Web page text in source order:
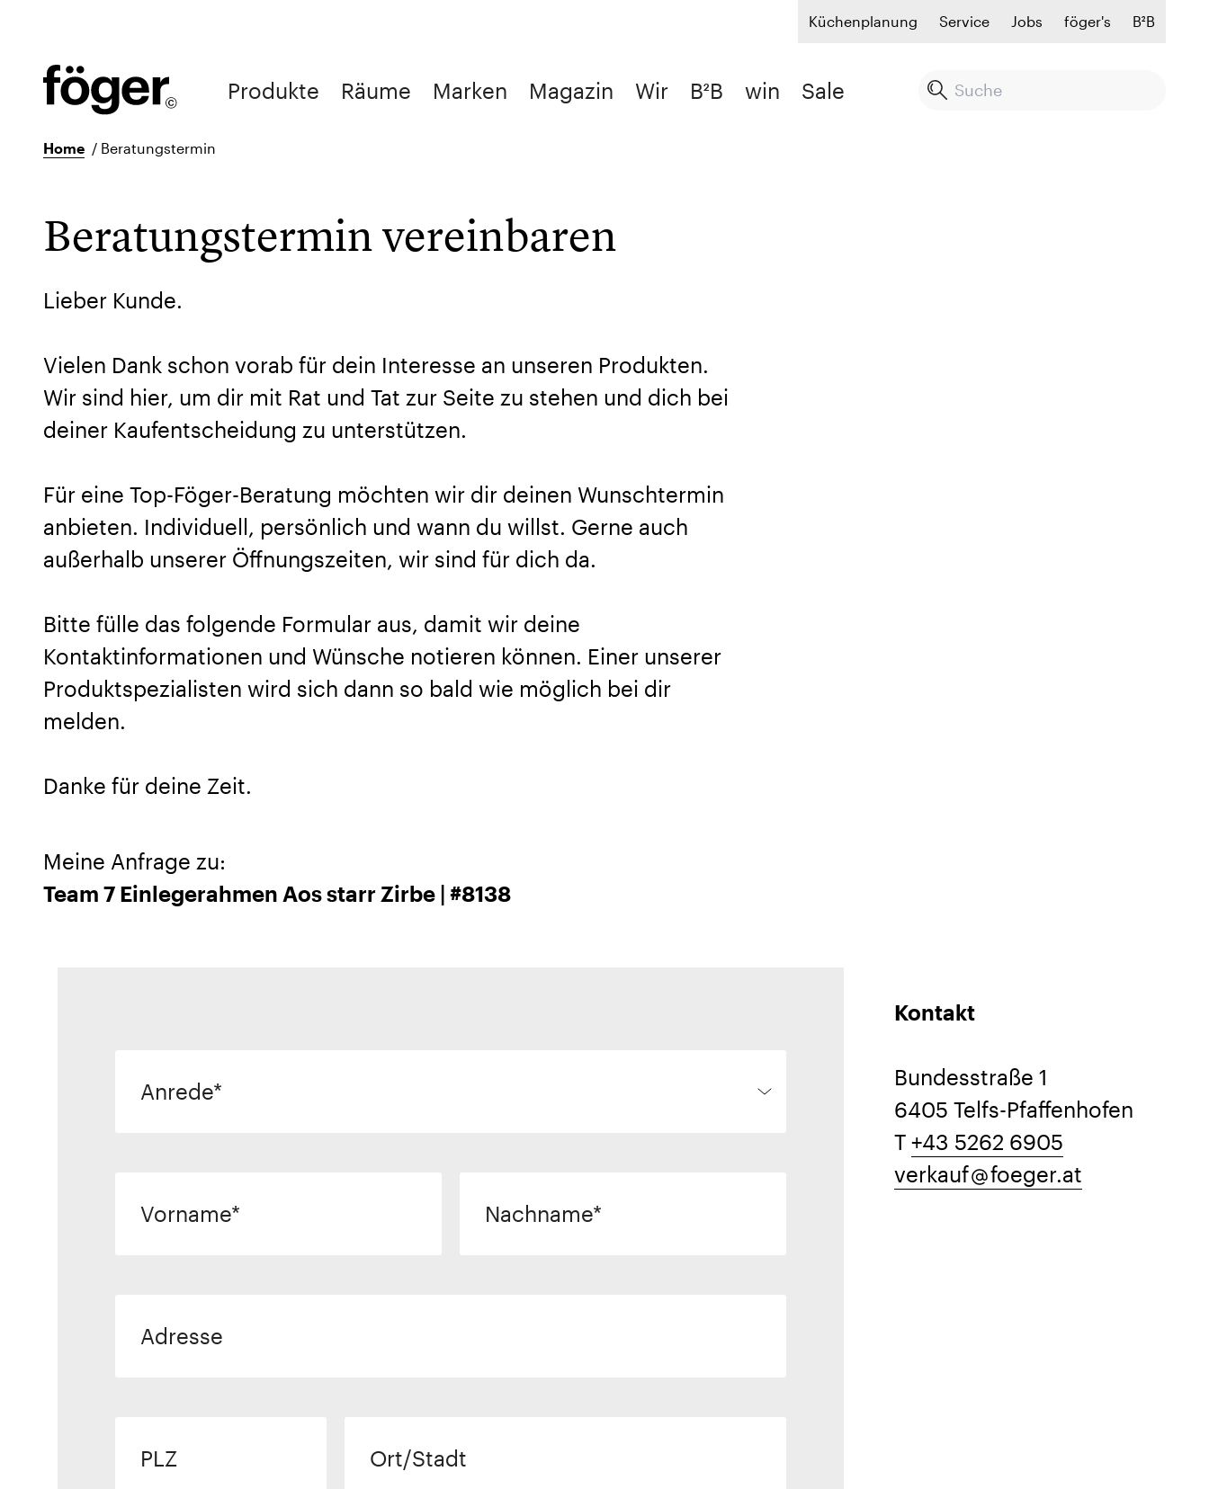
Küchenplanung Service Jobs föger's B²B
Produkte Räume Marken Magazin Wir B²B win Sale
Home / Beratungstermin
Beratungstermin vereinbaren
Lieber Kunde.
Vielen Dank schon vorab für dein Interesse an unseren Produkten.
Wir sind hier, um dir mit Rat und Tat zur Seite zu stehen und dich bei
deiner Kaufentscheidung zu unterstützen.
Für eine Top-Föger-Beratung möchten wir dir deinen Wunschtermin
anbieten. Individuell, persönlich und wann du willst. Gerne auch
außerhalb unserer Öffnungszeiten, wir sind für dich da.
Bitte fülle das folgende Formular aus, damit wir deine
Kontaktinformationen und Wünsche notieren können. Einer unserer
Produktspezialisten wird sich dann so bald wie möglich bei dir
melden.
Danke für deine Zeit.
Meine Anfrage zu:
Team 7 Einlegerahmen Aos starr Zirbe | #8138
Anrede
Vorname Nachname
Adresse
PLZ Ort/Stadt
Kontakt
Bundesstraße 1
6405 Telfs-Pfaffenhofen
T +43 5262 6905
verkauf
foeger.at